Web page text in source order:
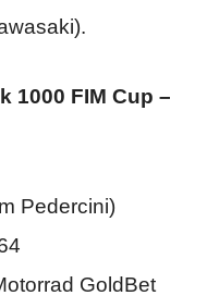
1000 FIM Cup –
Pedercini)
GoldBet